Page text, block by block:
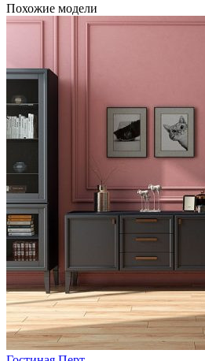
Похожие модели